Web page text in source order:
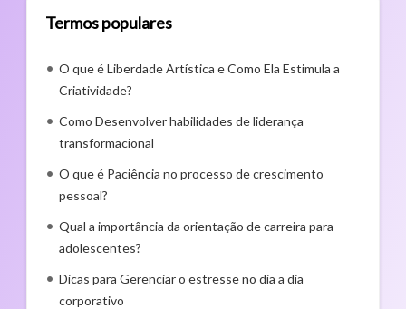
Termos populares
O que é Liberdade Artística e Como Ela Estimula a
Criatividade?
Como Desenvolver habilidades de liderança
transformacional
O que é Paciência no processo de crescimento
pessoal?
Qual a importância da orientação de carreira para
adolescentes?
Dicas para Gerenciar o estresse no dia a dia
corporativo